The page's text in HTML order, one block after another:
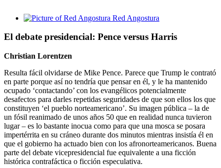
Red Angostura
El debate presidencial: Pence versus Harris
Christian Lorentzen
Resulta fácil olvidarse de Mike Pence. Parece que Trump le contrató
en parte porque así no tendría que pensar en él, y le ha mantenido
ocupado ‘contactando’ con los evangélicos potencialmente
desafectos para darles repetidas seguridades de que son ellos los que
constituyen ‘el pueblo norteamericano’. Su imagen pública – la de
un fósil reanimado de unos años 50 que en realidad nunca tuvieron
lugar – es lo bastante inocua como para que una mosca se posara
impertérrita en su cráneo durante dos minutos mientras insistía él en
que el gobierno ha actuado bien con los afronorteamericanos. Buena
parte del debate vicepresidencial fue equivalente a una ficción
histórica contrafáctica o ficción especulativa.